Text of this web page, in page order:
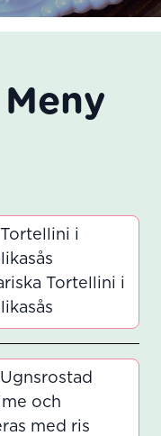
i
Tortellini i
och
med ris